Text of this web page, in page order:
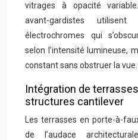
vitrages à opacité
avant-gardistes
électrochromes qui
selon l’intensité lumineuse,
constant sans obstruer la vue.
Intégration de
structures cantilever
Les terrasses en porte-à-
de l’audace